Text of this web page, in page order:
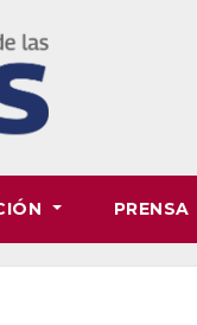
PRENSA